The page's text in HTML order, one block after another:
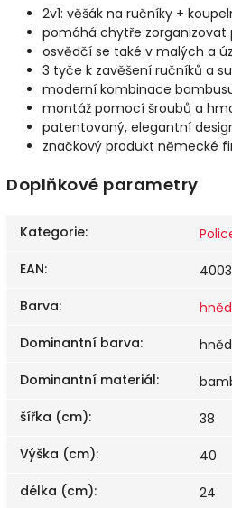
2v1: věšák na ručníky +
pomáhá chytře zorganizovat
osvědčí se také v malých a
3 tyče k zavěšení ručníků a
moderní kombinace
montáž pomocí šroubů a
patentovaný, elegantní
značkový produkt německé
Doplňkové parametry
Kategorie:
EAN:
Barva:
Dominantní barva:
Dominantní materiál:
šířka (cm):
38
Výška (cm):
40
délka (cm): 24